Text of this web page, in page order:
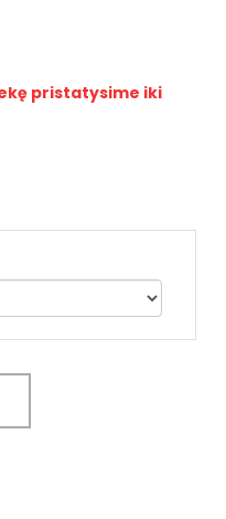
pristatysime iki